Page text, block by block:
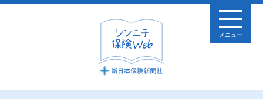
メニュー